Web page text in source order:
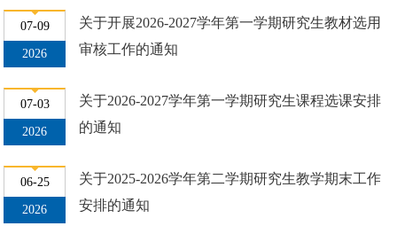
07-09
2026
关于开展2026-2027学年第一学期研究生教材选用
审核工作的通知
07-03
2026
关于2026-2027学年第一学期研究生课程选课安排
的通知
06-25
2026
关于2025-2026学年第二学期研究生教学期末工作
安排的通知